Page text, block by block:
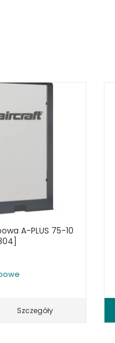
A-PLUS 75-10
Szczegóły